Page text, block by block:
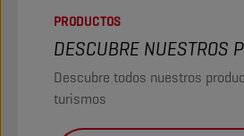
PRODUCTOS
DESCUBRE NUESTROS
Descubre todos nuestros
turismos